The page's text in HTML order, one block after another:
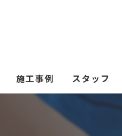
施工事例 スタッフ